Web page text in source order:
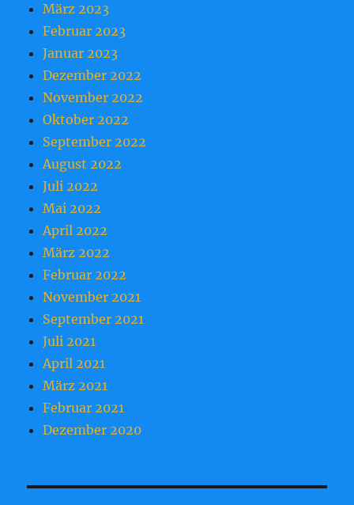
März 2023
Februar 2023
Januar 2023
Dezember 2022
November 2022
Oktober 2022
September 2022
August 2022
Juli 2022
Mai 2022
April 2022
März 2022
Februar 2022
November 2021
September 2021
Juli 2021
April 2021
März 2021
Februar 2021
Dezember 2020